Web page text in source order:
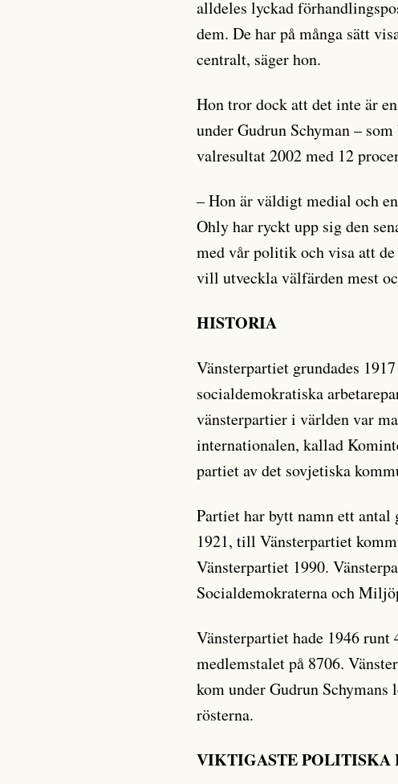
alldeles lyckad
dem. De har på många sätt
centralt, säger hon.
Hon tror dock att det inte är
under Gudrun Schyman –
valresultat 2002 med 12
– Hon är väldigt medial och
Ohly har ryckt upp sig den
med vår politik och visa att
vill utveckla välfärden mest
HISTORIA
Vänsterpartiet grundades
socialdemokratiska
vänsterpartier i världen var
internationalen, kallad
partiet av det sovjetiska
Partiet har bytt namn ett
1921, till Vänsterpartiet
Vänsterpartiet 1990.
Socialdemokraterna och
Vänsterpartiet hade 1946
medlemstalet på 8706.
kom under Gudrun
rösterna.
VIKTIGASTE POLITISKA